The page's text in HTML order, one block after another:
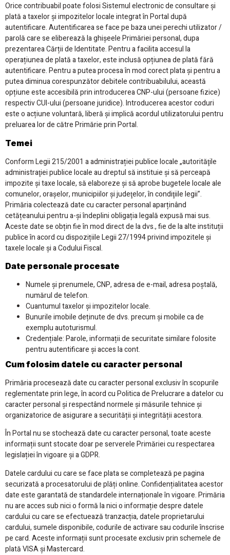
Orice contribuabil poate folosi Sistemul electronic de consultare și
plată a taxelor și impozitelor locale integrat în Portal după
autentificare. Autentificarea se face pe baza unei perechi utilizator /
parolă care se eliberează la ghișeele Primăriei personal, dupa
prezentarea Cărții de Identitate. Pentru a facilita accesul la
operațiunea de plată a taxelor, este inclusă opțiunea de plată fără
autentificare. Pentru a putea procesa în mod corect plata și pentru a
putea diminua corespunzător debitele contribuabilului, această
opțiune este accesibilă prin introducerea CNP-ului (persoane fizice)
respectiv CUI-ului (persoane juridice). Introducerea acestor coduri
este o acțiune voluntară, liberă și implică acordul utilizatorului pentru
preluarea lor de către Primărie prin Portal.
Temei
Conform Legii 215/2001 a administrației publice locale „autorităţile
administraţiei publice locale au dreptul să instituie şi să perceapă
impozite şi taxe locale, să elaboreze şi să aprobe bugetele locale ale
comunelor, oraşelor, municipiilor şi judeţelor, în condiţiile legii”.
Primăria colectează date cu caracter personal aparținând
cetățeanului pentru a-și îndeplini obligația legală expusă mai sus.
Aceste date se obțin fie în mod direct de la dvs., fie de la alte instituții
publice în acord cu dispozițiile Legii 27/1994 privind impozitele și
taxele locale și a Codului Fiscal.
Date personale procesate
Numele și prenumele, CNP, adresa de e-mail, adresa poștală,
numărul de telefon.
Cuantumul taxelor și impozitelor locale.
Bunurile imobile deținute de dvs. precum și mobile ca de
exemplu autoturismul.
Credențiale: Parole, informații de securitate similare folosite
pentru autentificare și acces la cont.
Cum folosim datele cu caracter personal
Primăria procesează date cu caracter personal exclusiv în scopurile
reglementate prin lege, în acord cu Politica de Prelucrare a datelor cu
caracter personal și respectând normele și măsurile tehnice și
organizatorice de asigurare a securității și integrității acestora.
În Portal nu se stochează date cu caracter personal, toate aceste
informații sunt stocate doar pe serverele Primăriei cu respectarea
legislației în vigoare și a GDPR.
Datele cardului cu care se face plata se completează pe pagina
securizată a procesatorului de plăți online. Confidențialitatea acestor
date este garantată de standardele internaționale în vigoare. Primăria
nu are acces sub nici o formă la nici o informație despre datele
cardului cu care se efectuează tranzacția, datele proprietarului
cardului, sumele disponibile, codurile de activare sau codurile înscrise
pe card. Aceste informații sunt procesate exclusiv prin schemele de
plată VISA și Mastercard.